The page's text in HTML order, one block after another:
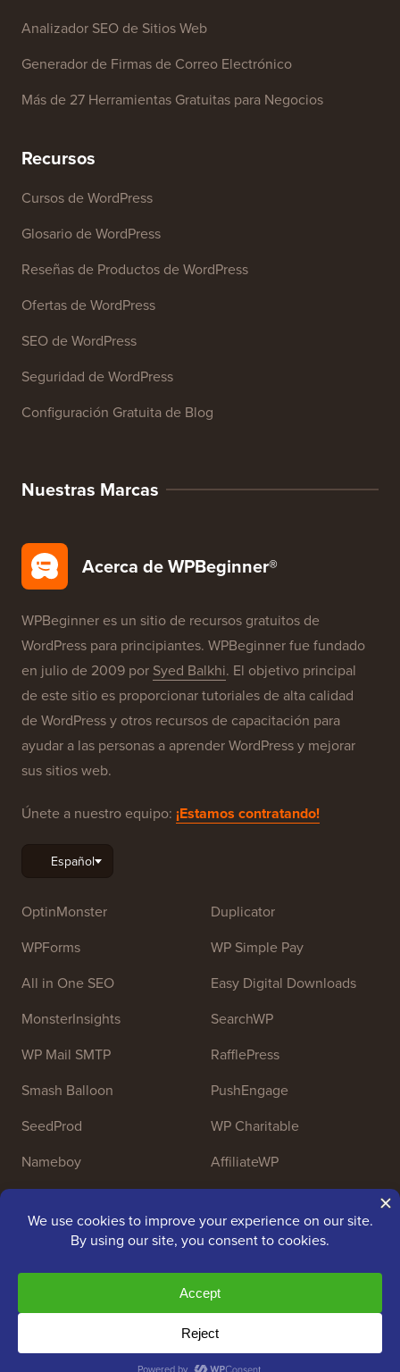
Analizador SEO de Sitios Web
Generador de Firmas de Correo Electrónico
Más de 27 Herramientas Gratuitas para Negocios
Recursos
Cursos de WordPress
Glosario de WordPress
Reseñas de Productos de WordPress
Ofertas de WordPress
SEO de WordPress
Seguridad de WordPress
Configuración Gratuita de Blog
Nuestras Marcas
Acerca de WPBeginner®
WPBeginner es un sitio de recursos gratuitos de
WordPress para principiantes. WPBeginner fue fundado
en julio de 2009 por Syed Balkhi. El objetivo principal
de este sitio es proporcionar tutoriales de alta calidad
de WordPress y otros recursos de capacitación para
ayudar a las personas a aprender WordPress y mejorar
sus sitios web.
Únete a nuestro equipo: ¡Estamos contratando!
OptinMonster
WPForms
All in One SEO
MonsterInsights
WP Mail SMTP
Smash Balloon
SeedProd
Nameboy
Duplicator
WP Simple Pay
Easy Digital Downloads
SearchWP
RafflePress
PushEngage
WP Charitable
AffiliateWP
Copyright © 2009 - 2026 WPBeginner LLC. Todos los
derechos reservados. WPBeginner® es una marca
registrada.
Awesome Motive
SiteGround